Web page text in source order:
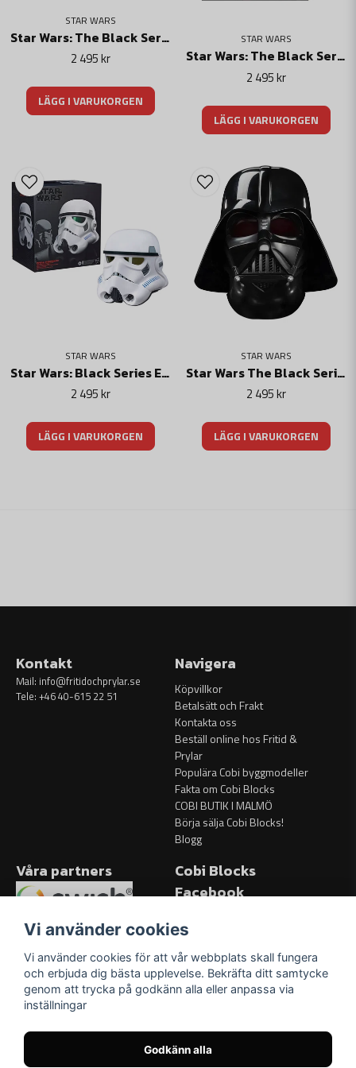
STAR WARS
Star Wars: The Black Series Electronic Helmet The Armorer
2 495 kr
LÄGG I VARUKORGEN
STAR WARS
Star Wars: The Black Series Electronic Helmet Moff Gideon
2 495 kr
LÄGG I VARUKORGEN
STAR WARS
Star Wars: Black Series Electronic R1 Stormtrooper Helm
2 495 kr
LÄGG I VARUKORGEN
STAR WARS
Star Wars The Black Series Electronic Helmet Darth Vader
2 495 kr
LÄGG I VARUKORGEN
Kontakt
Mail: info@fritidochprylar.se
Tele: +46 40-615 22 51
Navigera
Köpvillkor
Betalsätt och Frakt
Kontakta oss
Beställ online hos Fritid &
Prylar
Populära Cobi byggmodeller
Fakta om Cobi Blocks
COBI BUTIK I MALMÖ
Börja sälja Cobi Blocks!
Blogg
Våra partners
Cobi Blocks
Facebook
Vi använder cookies
Vi använder cookies för att vår webbplats skall fungera
och erbjuda dig bästa upplevelse. Bekräfta ditt samtycke
genom att trycka på godkänn alla eller anpassa via
inställningar
Godkänn alla